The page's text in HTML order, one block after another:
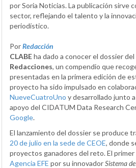
por Soria Noticias. La publicación sirve
sector, reflejando el talento y la
periodístico.
PorRedacción
CLABEha dado a conocer el dossier del
Redacciones, un compendio que
presentadas en la primera edición de
proyecto ha sido impulsado en
NueveCuatroUno y desarrollado junto a
apoyo del CIDATUM Data Research
Google.
El lanzamiento del dossier se produce
20 de julio en la sede de CEOE, donde
proyectos ganadores del reto. El
Agencia EFE por su innovadorSistema